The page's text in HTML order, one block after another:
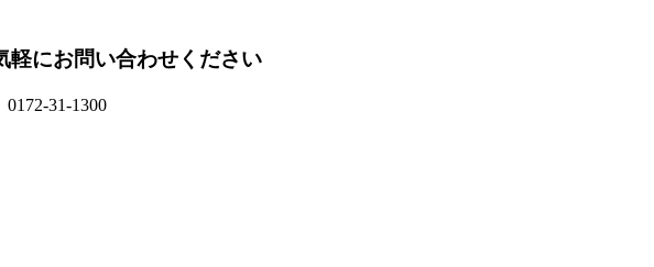
軽にお問い合わせください
0172-31-1300